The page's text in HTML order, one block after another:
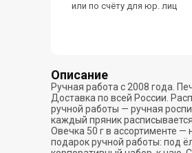
Описание
Ручная работа с 2008 года.
Доставка по всей России.
ручной работы — ручная
каждый пряник
Овечка 50 г в ассортименте —
подарок ручной работы: под
или по счёту для юр. лиц